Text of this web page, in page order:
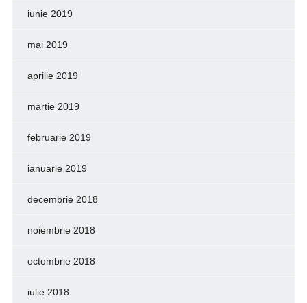
iunie 2019
mai 2019
aprilie 2019
martie 2019
februarie 2019
ianuarie 2019
decembrie 2018
noiembrie 2018
octombrie 2018
iulie 2018